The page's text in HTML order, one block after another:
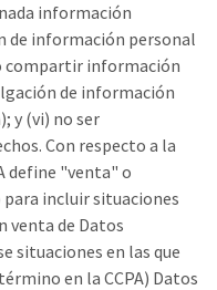
información
de información personal
compartir información
de información
y (vi) no ser
Con respecto a la
define "venta" o
incluir situaciones
venta de Datos
situaciones en las que
en la CCPA) Datos